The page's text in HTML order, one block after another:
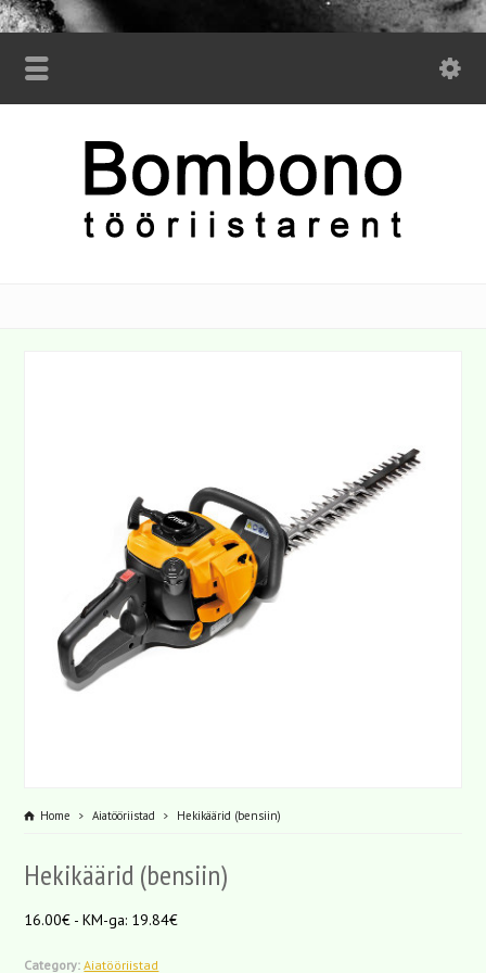
Home Aiatööriistad Hekikäärid (bensiin)
Hekikäärid (bensiin)
16.00€ - KM-ga: 19.84€
Category: Aiatööriistad